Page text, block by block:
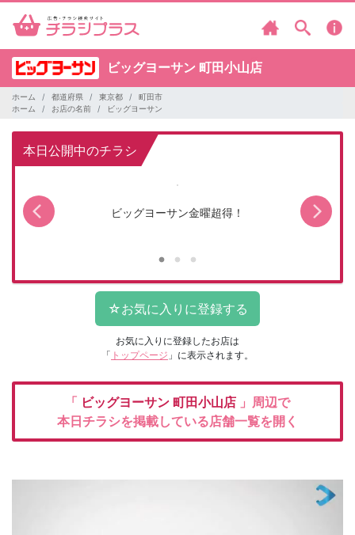
ビッグヨーサン 町田小山店
ホーム 都道府県 東京都
町田市
ホーム
お店の名前 ビッグヨーサン
本日公開中のチラシ
ビッグヨーサン金曜超得！
お気に入りに登録したお店は
「 トップページ 」に表示されます。
「 ビッグヨーサン 町田小山店 」周辺で
本日チラシを掲載している店舗一覧を開く